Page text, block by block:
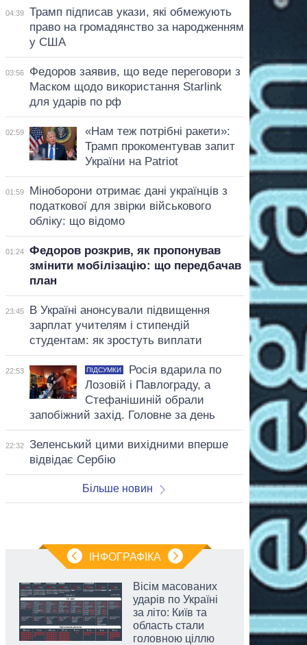
04:39
Трамп підписав укази, які обмежують
право на громадянство за народженням
у США
03:56
Федоров заявив, що веде переговори з
Маском щодо використання Starlink
для ударів по рф
02:59
«Нам теж потрібні ракети»:
Трамп прокоментував запит
України на Patriot
01:59
Міноборони отримає дані українців з
податкової для звірки військового
обліку: що відомо
01:24
Федоров розкрив, як пропонував
змінити мобілізацію: що передбачав
план
23:45
В Україні анонсували підвищення
зарплат учителям і стипендій
студентам: як зростуть виплати
22:53 ПІДСУМКИ
Росія вдарила по
Лозовій і Павлограду, а
Стефанішиній обрали
запобіжний захід. Головне за день
22:32
Зеленський цими вихідними вперше
відвідає Сербію
Більше новин
ІНФОГРАФІКА
Вісім масованих
ударів по Україні
за літо: Київ та
область стали
головною ціллю